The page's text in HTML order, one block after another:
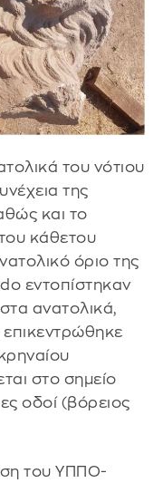
του νότιου
της
και το
κάθετου
όριο της
εντοπίστηκαν
ανατολικά,
επικεντρώθηκε
στο σημείο
οδοί (βόρειος
του ΥΠΠΟ-